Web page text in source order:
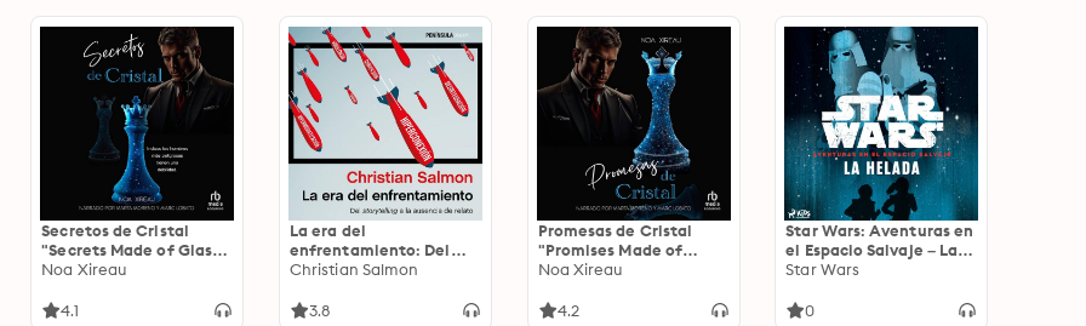
Secretos de Cristal
"Secrets Made of Glass":
Bilogía Sokolov 1
Noa Xireau
4.1
La era del
enfrentamiento: Del
storytelling a la
Christian Salmon
3.8
Promesas de Cristal
"Promises Made of
Glass": Bilogía Sokolov 2
Noa Xireau
4.2
Star Wars: Aventuras en
el Espacio Salvaje – La
helada
Star Wars
0